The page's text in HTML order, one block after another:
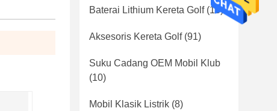
Baterai Lithium Kereta Golf(16)
Aksesoris Kereta Golf(91)
Suku Cadang OEM Mobil Klub
(10)
Mobil Klasik Listrik (8)